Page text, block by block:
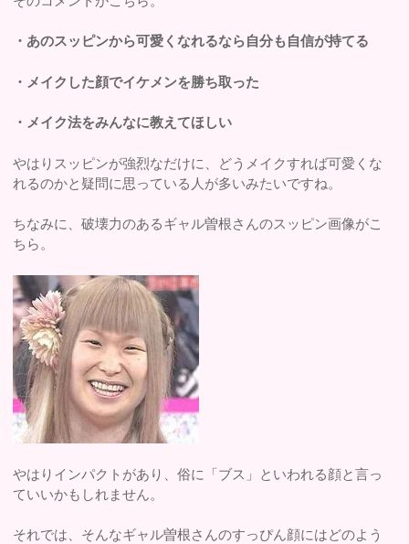
・あのスッピンから可愛くなれるなら自分も自信が持てる
・メイクした顔でイケメンを勝ち取った
・メイク法をみんなに教えてほしい
やはりスッピンが強烈なだけに、どうメイクすれば可愛くな
れるのかと疑問に思っている人が多いみたいですね。
ちなみに、破壊力のあるギャル曽根さんのスッピン画像がこ
ちら。
やはりインパクトがあり、俗に「ブス」といわれる顔と言っ
ていいかもしれません。
それでは、そんなギャル曽根さんのすっぴん顔にはどのよう